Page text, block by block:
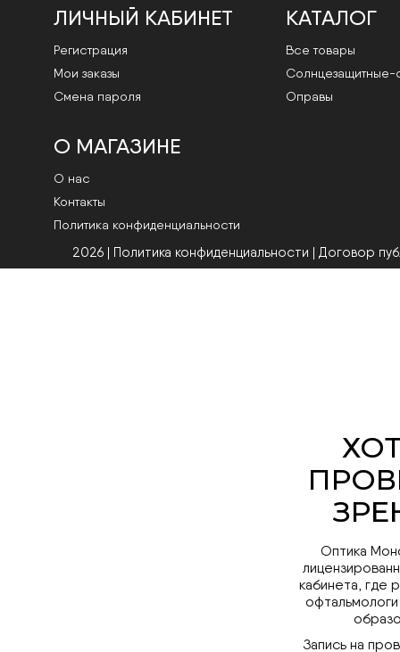
ЛИЧНЫЙ КАБИНЕТ
Регистрация
Мои заказы
Смена пароля
КАТАЛОГ
Все товары
Cолнцезащитные-
Оправы
О МАГАЗИНЕ
О нас
Контакты
Политика конфиденциальности
2026 | Политика конфиденциальности | Договор
Оптика
кабинета, где
Запись на